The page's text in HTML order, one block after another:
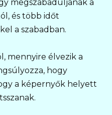
megszabaduljanak a
és több időt
a szabadban.
mennyire élvezik a
hogy
a képernyők helyett